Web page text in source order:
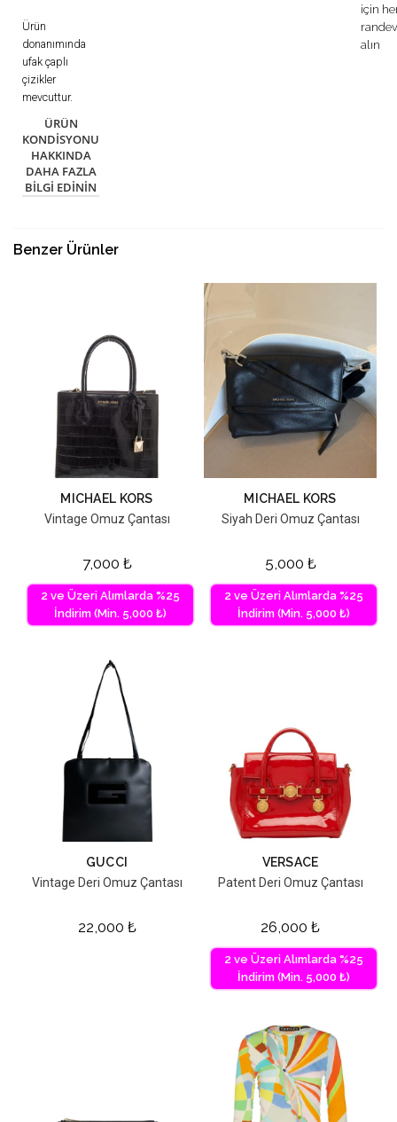
Ürün
donanımında
ufak çaplı
çizikler
mevcuttur.
ÜRÜN
KONDISYONU
HAKKINDA
DAHA FAZLA
BILGI EDININ
için
alın
Benzer Ürünler
MICHAEL KORS
Vintage Omuz Çantası
7,000 ₺
2 ve Üzeri Alımlarda %25
İndirim (Min. 5,000 ₺)
MICHAEL KORS
Siyah Deri Omuz Çantası
5,000 ₺
2 ve Üzeri Alımlarda %25
İndirim (Min. 5,000 ₺)
GUCCI
Vintage Deri Omuz Çantası
22,000 ₺
VERSACE
Patent Deri Omuz Çantası
26,000 ₺
2 ve Üzeri Alımlarda %25
İndirim (Min. 5,000 ₺)